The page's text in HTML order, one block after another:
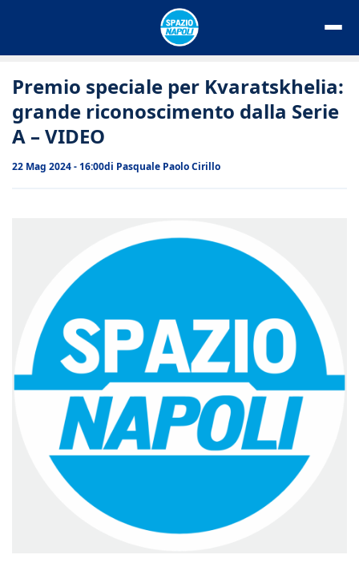
Premio speciale per Kvaratskhelia:
grande riconoscimento dalla Serie
A – VIDEO
22 Mag 2024 - 16:00di Pasquale Paolo Cirillo